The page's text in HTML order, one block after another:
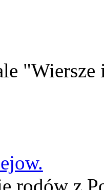
"Wiersze